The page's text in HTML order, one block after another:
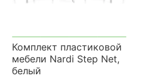
Комплект пластиковой
мебели Nardi Step Net,
белый